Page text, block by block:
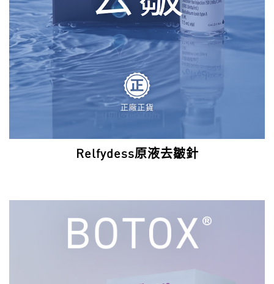
Relfydess原液去皺針